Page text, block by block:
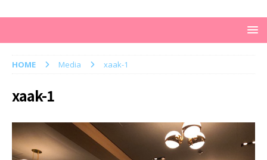
HOME Media xaak-1
xaak-1